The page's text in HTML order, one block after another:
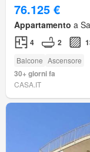
76.125 €
Appartamento a
4 2
Balcone Ascensore
30+ giorni fa
CASA.IT